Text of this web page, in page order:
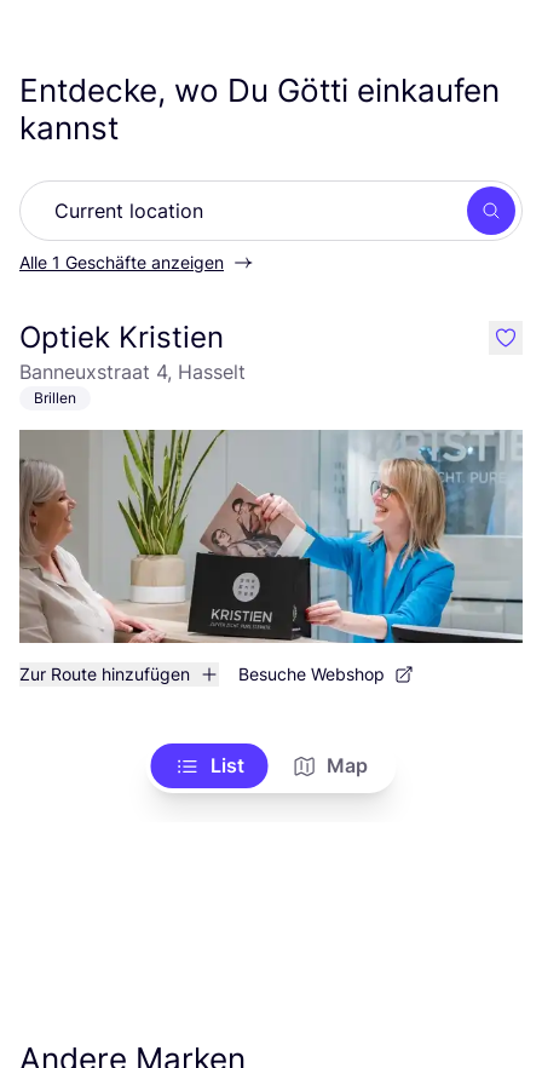
Entdecke, wo Du Götti einkaufen
kannst
Alle 1 Geschäfte anzeigen
Optiek Kristien
Banneuxstraat 4, Hasselt
Brillen
Zur Route hinzufügen Besuche Webshop
like
List Map
Andere Marken